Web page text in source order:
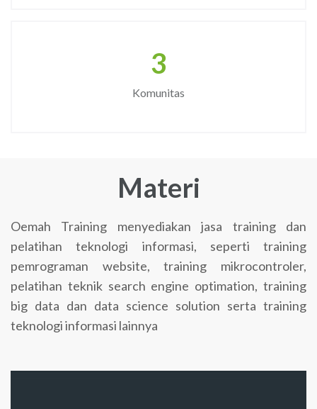
3
Komunitas
Materi
Oemah Training menyediakan jasa training dan
pelatihan teknologi informasi, seperti training
pemrograman website, training mikrocontroler,
pelatihan teknik search engine optimation, training
big data dan data science solution serta training
teknologi informasi lainnya